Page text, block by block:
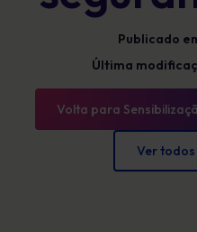
Publicado
Última
Volta para
Ver